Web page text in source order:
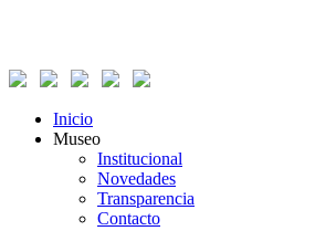
Inicio
Museo
Institucional
Novedades
Transparencia
Contacto